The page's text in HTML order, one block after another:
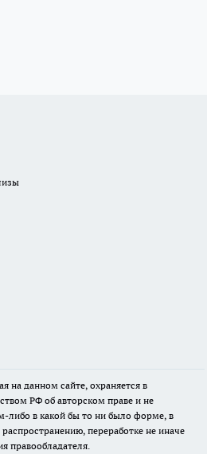
на данном сайте, охраняется в
РФ об авторском праве и не
либо в какой бы то ни было форме, в
переработке не иначе
правообладателя.